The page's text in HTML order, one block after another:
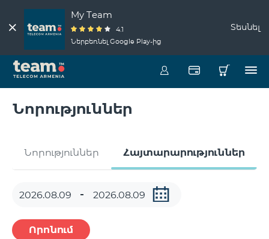
My Team
4.1
Ներբեռնել Google Play-ից
Տեսնել
Նորություններ
Նորություններ Հայտարարություններ
Որոնում